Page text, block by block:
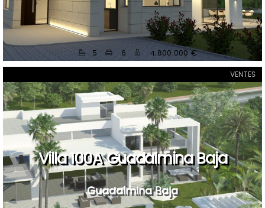
5 6 4.800.000 €
VENTES
Villa 100A Guadalmina Baja
Guadalmina Baja